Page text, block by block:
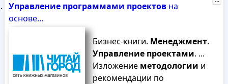
Управление программами проектовна
основе...
Бизнес-книги. Менеджмент.
Управление проектами. ...
Изложение методологии и
рекомендации по